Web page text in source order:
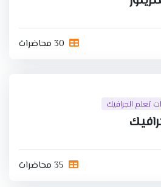
30 محاضرات
تعلم الجرافيك
35 محاضرات